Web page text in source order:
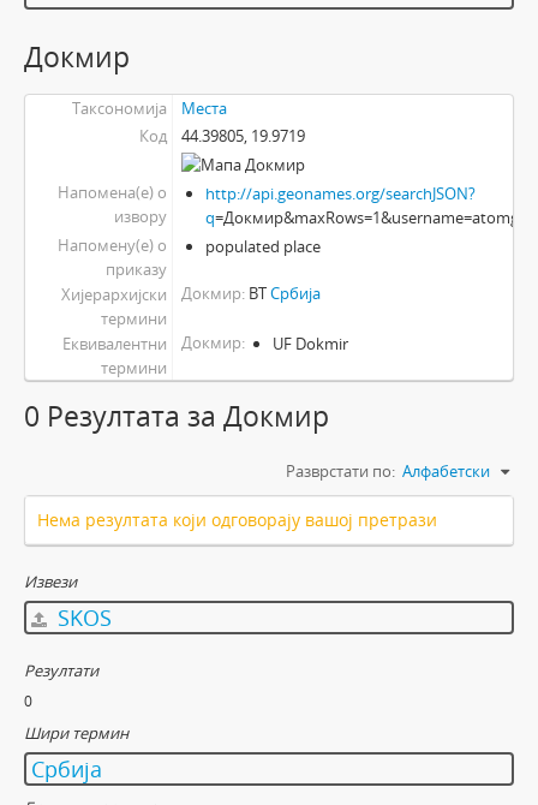
Докмир
Таксономија
Места
Код
44.39805, 19.9719
Напомена(е) о
извору
http://api.geonames.org/searchJSON?
q
Напомену(е) о
приказу
populated place
Хијерархијски
термини
Докмир BTСрбија
Еквивалентни
термини
Докмир UF Dokmir
0 Резултатa за Докмир
Разврстати по: Алфабетски
Нема резултата који одговорају вашој претрази
Извези
SKOS
Резултати
0
Шири термин
Србија